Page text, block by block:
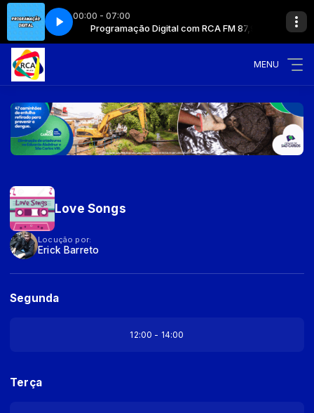
00:00 - 07:00
RCA FM 87,9 Programação Digital com RCA FM 87,9
MENU
Love Songs
Locução por:
Erick Barreto
Segunda
12:00 - 14:00
Terça